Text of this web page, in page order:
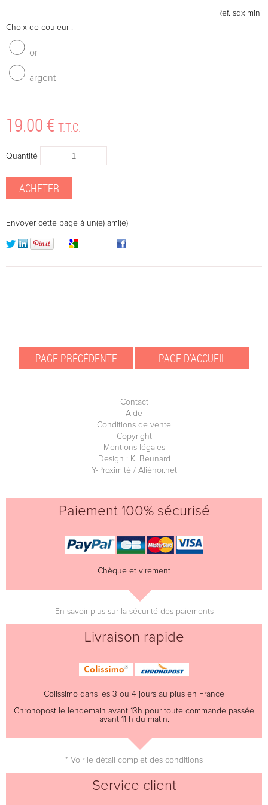
Ref. sdxlmini
Choix de couleur :
or
argent
19.00 € T.T.C.
Quantité
Envoyer cette page à un(e) ami(e)
Contact
Aide
Conditions de vente
Copyright
Mentions légales
Design : K. Beunard
Y-Proximité / Aliénor.net
Paiement 100% sécurisé
Chèque et virement
En savoir plus sur la sécurité des paiements
Livraison rapide
Colissimo dans les 3 ou 4 jours au plus en France
Chronopost le lendemain avant 13h pour toute commande passée
avant 11 h du matin.
* Voir le détail complet des conditions
Service client